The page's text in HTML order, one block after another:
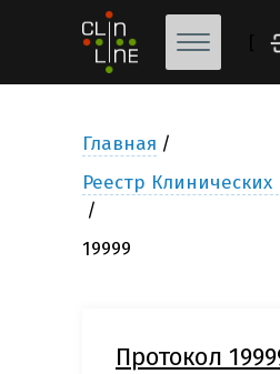
Главная
Реестр
19999
Протокол